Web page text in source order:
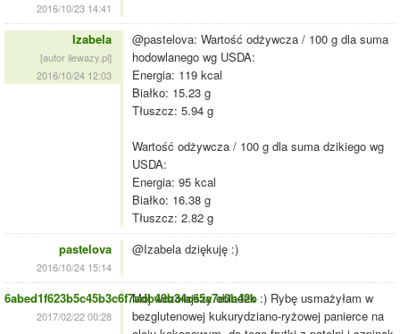
2016/10/23 14:41
Izabela
[autor ilewazy.pl]
2016/10/24 12:03
@pastelova: Wartość odżywcza / 100 g dla suma
hodowlanego wg USDA:
Energia: 119 kcal
Białko: 15.23 g
Tłuszcz: 5.94 g
Wartość odżywcza / 100 g dla suma dzikiego wg
USDA:
Energia: 95 kcal
Białko: 16.38 g
Tłuszcz: 2.82 g
pastelova
2016/10/24 15:14
@Izabela dziękuję :)
6abed1f623b5c45b3c6f7adb49b34c65a7e0b42b
2017/02/22 00:28
Mój wczorajszy obiadek :) Rybę usmażyłam w
bezglutenowej kukurydziano-ryżowej panierce na